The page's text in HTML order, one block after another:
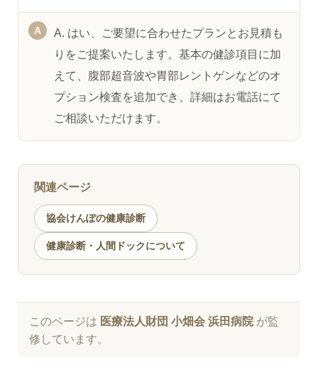
A. はい、ご要望に合わせたプランとお見積も
りをご提案いたします。基本の健診項目に加
えて、腹部超音波や胃部レントゲンなどのオ
プション検査を追加でき、詳細はお電話にて
ご相談いただけます。
関連ページ
協会けんぽの健康診断
健康診断・人間ドックについて
このページは 医療法人財団 小畑会 浜田病院が監
修しています。